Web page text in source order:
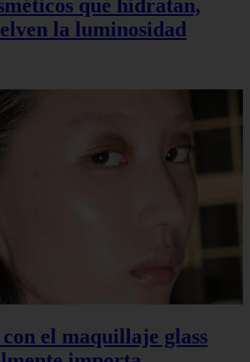
que hidratan,
la luminosidad
el maquillaje glass